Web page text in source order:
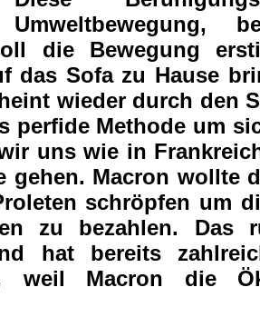
Umweltbewegung,
die Bewegung
das Sofa zu Hause
wieder durch den
perfide Methode um
uns wie in
gehen. Macron wollte
schröpfen um
zu bezahlen. Das
hat bereits
weil Macron die